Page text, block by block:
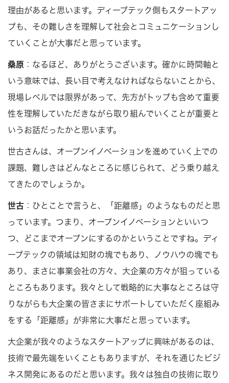
理由があると思います。ディープテック側もスタートアッ
プも、その難しさを理解して社会とコミュニケーションし
ていくことが大事だと思っています。
桑原 ：なるほど、ありがとうございます。確かに時間軸と
いう意味では、長い目で考えなければならないことから、
現場レベルでは限界があって、先方がトップも含めて重要
性を理解していただきながら取り組んでいくことが重要と
いうお話だったかと思います。
世古さんは、オープンイノベーションを進めていく上での
課題、難しさはどんなところに感じられて、どう乗り越え
てきたのでしょうか。
世古 ：ひとことで言うと、「距離感」のようなものだと思
っています。つまり、オープンイノベーションといいつ
つ、どこまでオープンにするのかということですね。ディ
ープテックの領域は知財の塊でもあり、ノウハウの塊でも
あり、まさに事業会社の方々、大企業の方々が狙っている
ところもあります。我々として戦略的に大事なところは守
りながらも大企業の皆さまにサポートしていただく座組み
をする「距離感」が非常に大事だと思っています。
大企業が我々のようなスタートアップに興味があるのは、
技術で最先端をいくこともありますが、それを通じたビジ
ネス開発にあるのだと思います。我々は独自の技術に取り